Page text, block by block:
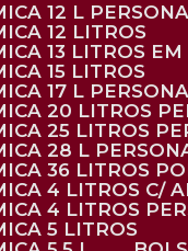
12 L
12 LITROS
13 LITROS
15 LITROS
17 L
20 LITROS
25 LITROS
28 L
36 LITROS
4 LITROS C/
4 LITROS
5 LITROS